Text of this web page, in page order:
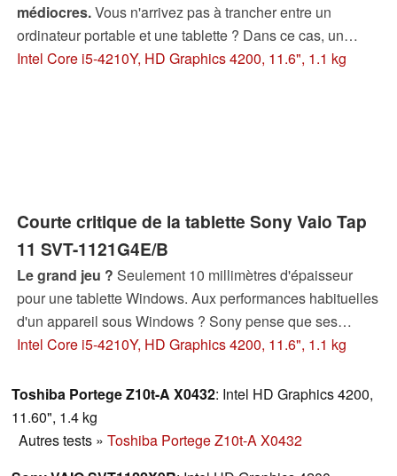
médiocres.Vous n'arrivez pas à trancher entre un
ordinateur portable et une tablette ? Dans ce cas, un
convertible tel que le Dell XPS 11 devrait être le
Intel Core i5-4210Y, HD Graphics 4200, 11.6", 1.1 kg
Courte critique de la tablette Sony Vaio Tap
11 SVT-1121G4E/B
Le grand jeu ? Seulement 10 millimètres d'épaisseur
pour une tablette Windows. Aux performances habituelles
d'un appareil sous Windows ? Sony pense que ses
clients exigeants verront un gain de productivité avec sa
mobilité. En somme, la tablette de l'année ?
Intel Core i5-4210Y, HD Graphics 4200, 11.6", 1.1 kg
Toshiba Portege Z10t-A X0432: Intel HD Graphics 4200,
11.60", 1.4 kg
Autres tests » Toshiba Portege Z10t-A X0432